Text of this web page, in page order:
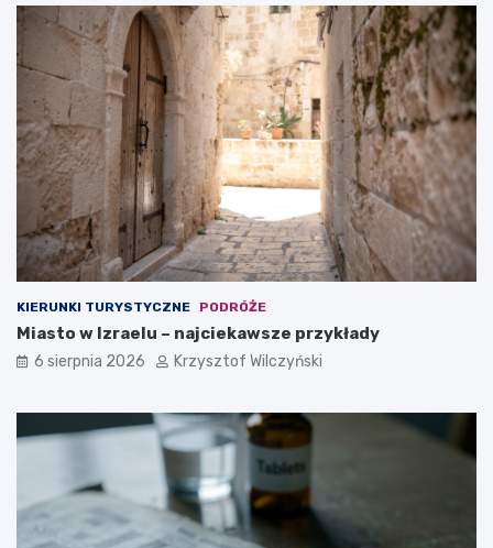
f
r
y
?
e
l
y
m
w
y
r
e
m
KIERUNKI TURYSTYCZNE PODRÓŻE
Miasto w Izraelu – najciekawsze przykłady
6 sierpnia 2026 Krzysztof Wilczyński